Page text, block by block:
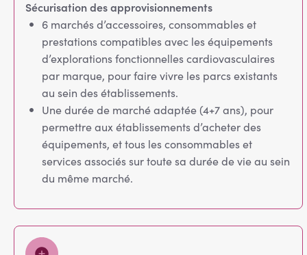
Sécurisation des approvisionnements
6 marchés d’accessoires, consommables et
prestations compatibles avec les équipements
d’explorations fonctionnelles cardiovasculaires
par marque, pour faire vivre les parcs existants
au sein des établissements.
Une durée de marché adaptée (4+7 ans), pour
permettre aux établissements d’acheter des
équipements, et tous les consommables et
services associés sur toute sa durée de vie au sein
du même marché.